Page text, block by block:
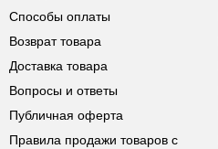
Способы оплаты
Возврат товара
Доставка товара
Вопросы и ответы
Публичная оферта
Правила продажи товаров с